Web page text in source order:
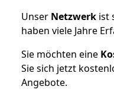
Unser Netzwerk ist
haben viele Jahre
Sie möchten eine
Sie sich jetzt
Angebote.